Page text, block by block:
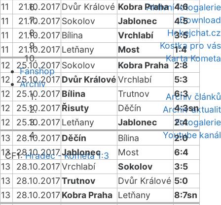
Aktivní fotogalerie
Download
Hokejchat.cz
Kostka pro vás
Karta Kometa
Fanshop
Archiv
Archiv článků
Archiv aktualit
Fotogalerie
Youtube kanál
ČF1:Hradec - Kometa 1:3
11
21.10.2017 Dvůr Králové Kobra Praha 4:6
11
21.10.2017 Sokolov Jablonec
4:5
11
21.10.2017 Bílina Vrchlabí
3:5
11
21.10.2017 Letňany Most
1:4
12
25.10.2017 Sokolov Kobra Praha 2:8
12
25.10.2017 Dvůr KrálovéVrchlabí
5:3
12
25.10.2017 Bílina Trutnov
6:3
12
25.10.2017 Řisuty Děčín
4:3sn
12
25.10.2017 Letňany Jablonec
2:4
13
28.10.2017 Děčín Bílina
2:0
13
28.10.2017Jablonec Most
6:4
13
28.10.2017Vrchlabí Sokolov
3:5
13
28.10.2017Trutnov Dvůr Králové 5:0
13
28.10.2017 Kobra Praha Letňany
8:7sn